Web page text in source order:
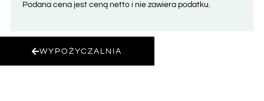
Podana cena jest ceną netto i nie zawiera podatku.
WYPOŻYCZALNIA